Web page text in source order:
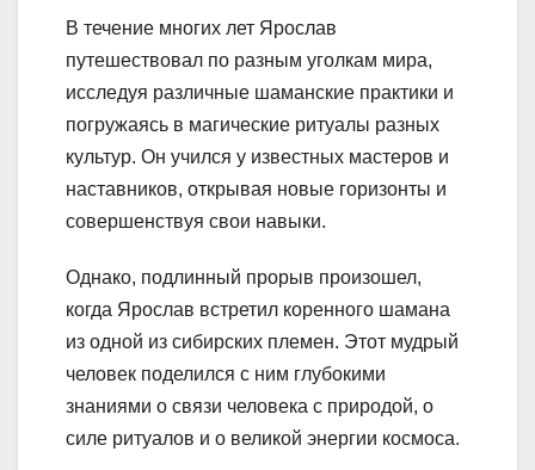
В течение многих лет Ярослав
путешествовал по разным уголкам мира,
исследуя различные шаманские практики и
погружаясь в магические ритуалы разных
культур. Он учился у известных мастеров и
наставников, открывая новые горизонты и
совершенствуя свои навыки.
Однако, подлинный прорыв произошел,
когда Ярослав встретил коренного шамана
из одной из сибирских племен. Этот мудрый
человек поделился с ним глубокими
знаниями о связи человека с природой, о
силе ритуалов и о великой энергии космоса.